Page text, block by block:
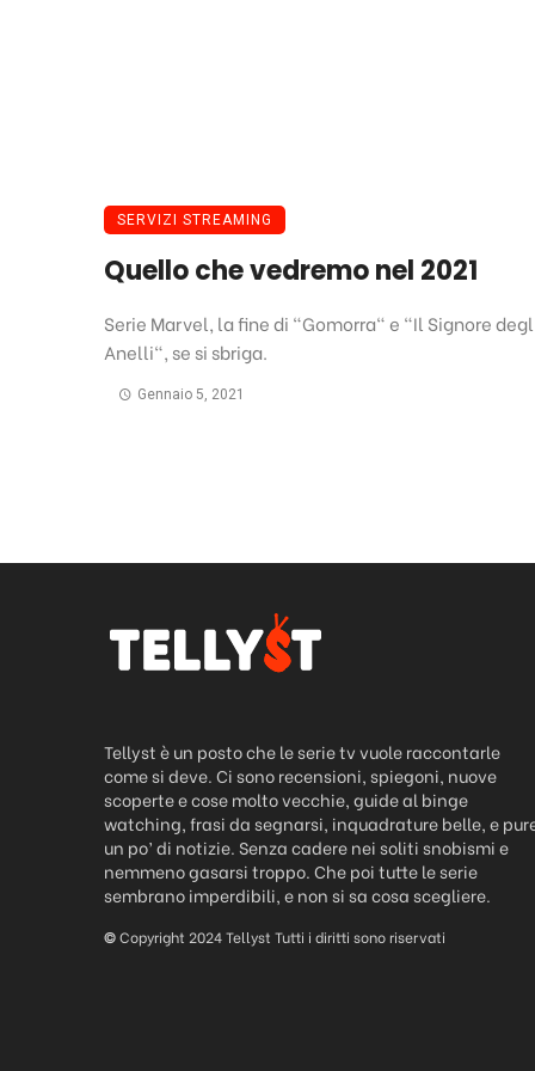
SERVIZI STREAMING
Quello che vedremo nel 2021
Serie Marvel, la fine di "Gomorra" e "Il Signore
Anelli", se si sbriga.
Gennaio 5, 2021
Tellyst è un posto che le serie tv vuole raccontarle
come si deve. Ci sono recensioni, spiegoni, nuove
scoperte e cose molto vecchie, guide al binge
watching, frasi da segnarsi, inquadrature belle, e
un po’ di notizie. Senza cadere nei soliti snobismi e
nemmeno gasarsi troppo. Che poi tutte le serie
sembrano imperdibili, e non si sa cosa scegliere.
©Copyright 2024 Tellyst Tutti i diritti sono riservati